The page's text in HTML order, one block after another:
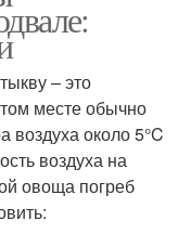
– это
месте обычно
воздуха около 5°C
воздуха на
овоща погреб